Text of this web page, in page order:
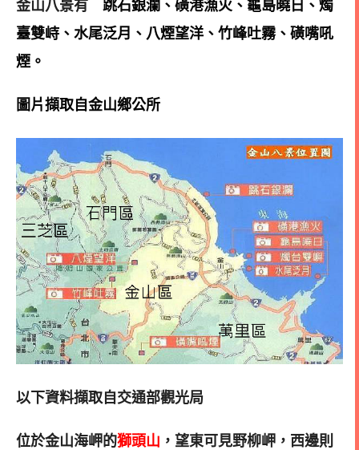
金山八景有 跳石銀瀾、磺港漁火、龜島曉日、燭
臺雙峙、水尾泛月、八煙望洋、竹峰吐霧、磺嘴吼
煙。
圖片擷取自金山鄉公所
以下資料擷取自交通部觀光局
位於金山海岬的獅頭山 ，望東可見野柳岬，西邊則